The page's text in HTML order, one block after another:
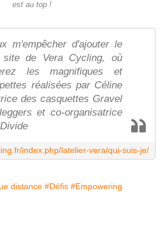
est au top !
m'empêcher d'ajouter le
de Vera Cycling, où
les magnifiques et
réalisées par Céline
des casquettes Gravel
et co-organisatrice
index.php/latelier-vera/qui-suis-je/
distance #Défis #Empowering